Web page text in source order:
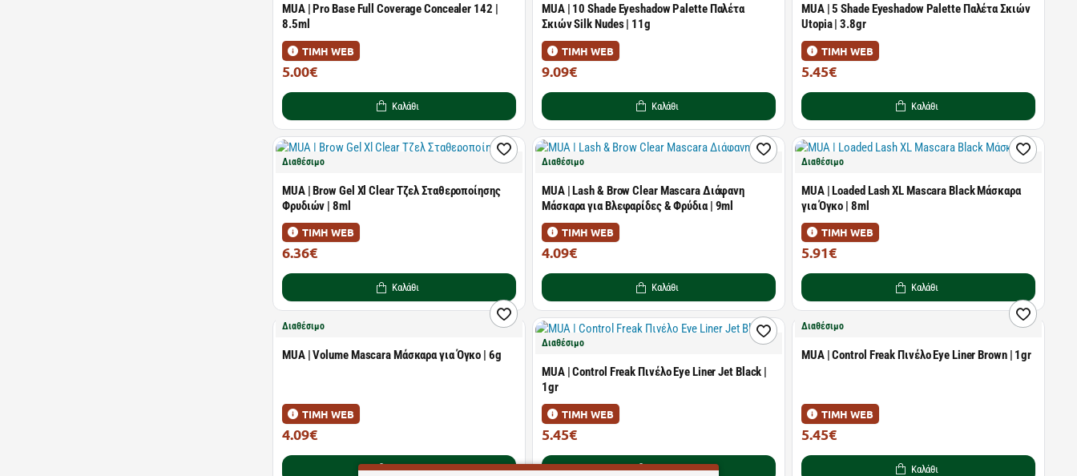
MUA | Pro Base Full Coverage Concealer 142 |
8.5ml
ΤΙΜΗ WEB
5.00€
Καλάθι
MUA | 10 Shade Eyeshadow Palette Παλέτα
Σκιών Silk Nudes | 11g
ΤΙΜΗ WEB
9.09€
Καλάθι
MUA | 5 Shade Eyeshadow Palette Παλέτα Σκιών
Utopia | 3.8gr
ΤΙΜΗ WEB
5.45€
Καλάθι
Διαθέσιμο
MUA | Brow Gel Xl Clear Τζελ Σταθεροποίησης
Φρυδιών | 8ml
ΤΙΜΗ WEB
6.36€
Καλάθι
Διαθέσιμο
MUA | Lash & Brow Clear Mascara Διάφανη
Μάσκαρα για Βλεφαρίδες & Φρύδια | 9ml
ΤΙΜΗ WEB
4.09€
Καλάθι
Διαθέσιμο
MUA | Loaded Lash XL Mascara Black Μάσκαρα
για Όγκο | 8ml
ΤΙΜΗ WEB
5.91€
Καλάθι
Διαθέσιμο
MUA | Volume Mascara Μάσκαρα για Όγκο | 6g
ΤΙΜΗ WEB
4.09€
Καλάθι
Διαθέσιμο
MUA | Control Freak Πινέλο Eye Liner Jet Black |
1gr
ΤΙΜΗ WEB
5.45€
Καλάθι
Διαθέσιμο
MUA | Control Freak Πινέλο Eye Liner Brown | 1gr
ΤΙΜΗ WEB
5.45€
Καλάθι